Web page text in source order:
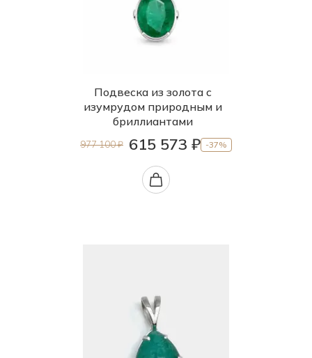
Подвеска из золота с
изумрудом природным и
бриллиантами
977 100 ₽ 615 573 ₽ -37%